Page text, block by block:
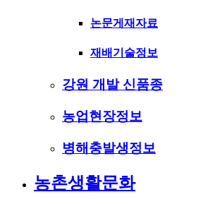
논문게재자료
재배기술정보
강원 개발 신품종
농업현장정보
병해충발생정보
농촌생활문화